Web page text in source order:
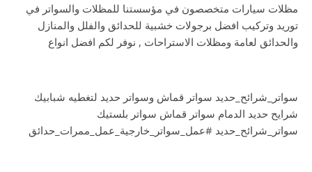
مظلات سيارات متخصصون في مؤسستنا للمظلات والسواتر في
توريد وتركيب افضل برجولات خشبية للحدائق والفلل والمنازل
والحدائق لعامة ومظلات الاستراحات , نوفر لكم افضل انواع
سواتر_شرائح_حديد سواتر قماش وسواتر حديد لتغطيه شبابيك
شرايح حديد الدمام سواتر قماش سواتر بلستيك
سواتر_شرائح_حديد #عمل_سواتر_خارجية_عمل_ممرات_حدائق